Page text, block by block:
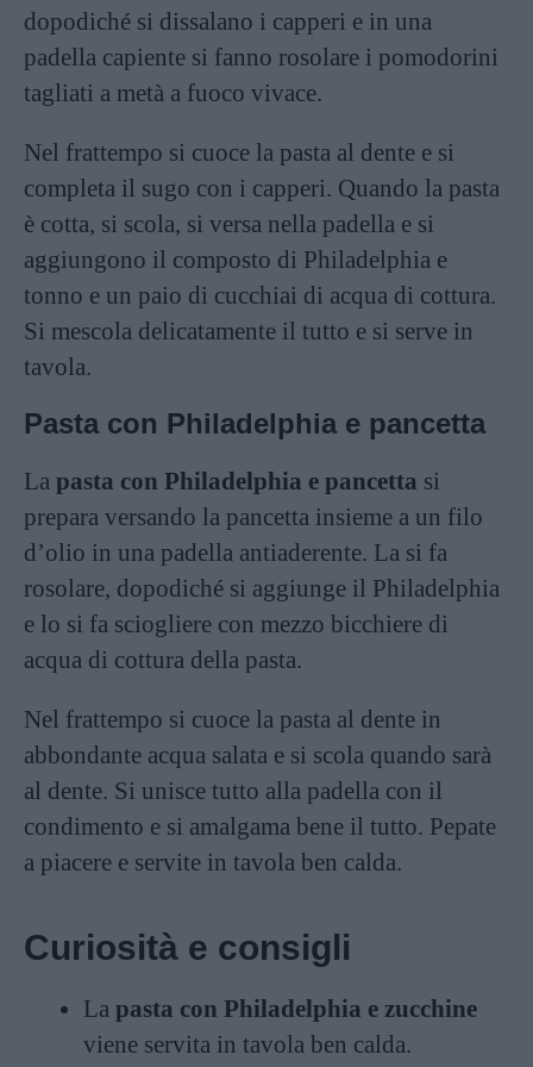
dopodiché si dissalano i capperi e in una
padella capiente si fanno rosolare i pomodorini
tagliati a metà a fuoco vivace.
Nel frattempo si cuoce la pasta al dente e si
completa il sugo con i capperi. Quando la pasta
è cotta, si scola, si versa nella padella e si
aggiungono il composto di Philadelphia e
tonno e un paio di cucchiai di acqua di cottura.
Si mescola delicatamente il tutto e si serve in
tavola.
Pasta con Philadelphia e pancetta
La pasta con Philadelphia e pancetta si
prepara versando la pancetta insieme a un filo
d’olio in una padella antiaderente. La si fa
rosolare, dopodiché si aggiunge il Philadelphia
e lo si fa sciogliere con mezzo bicchiere di
acqua di cottura della pasta.
Nel frattempo si cuoce la pasta al dente in
abbondante acqua salata e si scola quando sarà
al dente. Si unisce tutto alla padella con il
condimento e si amalgama bene il tutto. Pepate
a piacere e servite in tavola ben calda.
Curiosità e consigli
La pasta con Philadelphia e zucchine
viene servita in tavola ben calda.